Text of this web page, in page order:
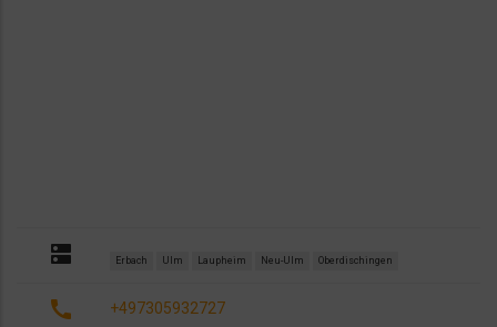
dns Erbach Ulm Laupheim Neu-Ulm Oberdischingen
call +497305932727